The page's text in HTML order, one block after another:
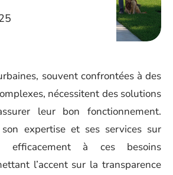
souvent confrontées à des
nécessitent des solutions
leur bon fonctionnement.
expertise et ses services sur
efficacement à ces besoins
l’accent sur la transparence